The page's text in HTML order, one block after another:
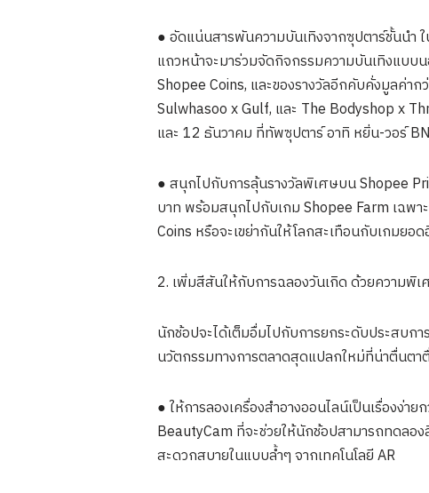
● อัดแน่นสารพันความบันเทิงจากซุปตาร์ชั้นนำ
แถวหน้าจะมาร่วมจัดกิจกรรมความบันเทิงแบ
Shopee Coins, และของรางวัลอีกคับคั่งมูลค่
Sulwhasoo x Gulf, และ The Bodyshop x
และ 12 ธันวาคม ที่ทัพซุปตาร์ อาทิ หยิ่น-วอร์
● สนุกไปกับการลุ้นรางวัลพิเศษบน Shopee
บาท พร้อมสนุกไปกับเกม Shopee Farm เฉพ
Coins หรือจะเขย่ากันให้โลกสะเทือนกับเกมย
2. เพิ่มสีสันให้กับการฉลองวันเกิด ด้วยความ
นักช้อปจะได้เต็มอื่มไปกับการยกระดับประสบก
นวัตกรรมทางการตลาดสุดแปลกใหม่ที่น่าตื่นต
● ให้การลองเครื่องสำอางออนไลน์เป็นเรื่องง่
BeautyCam ที่จะช่วยให้นักช้อปสามารถทดลอ
สะดวกสบายในแบบล้ำๆ จากเทคโนโลยี AR